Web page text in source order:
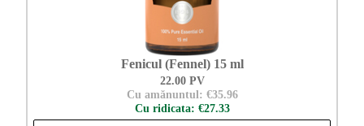
Fenicul (Fennel) 15 ml
22.00 PV
Cu amănuntul: €35.96
Cu ridicata: €27.33